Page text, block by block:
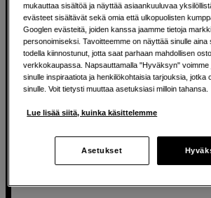
TÜV Rheinland Eye Comfort
279 EUR
mukauttaa sisältöä ja näyttää asiaankuuluvaa
evästeet sisältävät sekä omia että ulkopuolisten
Googlen evästeitä, joiden kanssa jaamme tietoja
personoimiseksi. Tavoitteemme on näyttää sinulle aina
todella kiinnostunut, jotta saat parhaan mahdollisen
verkkokaupassa. Napsauttamalla "Hyväksyn" voimme
sinulle inspiraatiota ja henkilökohtaisia tarjouksia, jotka
sinulle. Voit tietysti muuttaa asetuksiasi milloin tahansa.
Lue lisää siitä, kuinka käsittelemme
Asetukset